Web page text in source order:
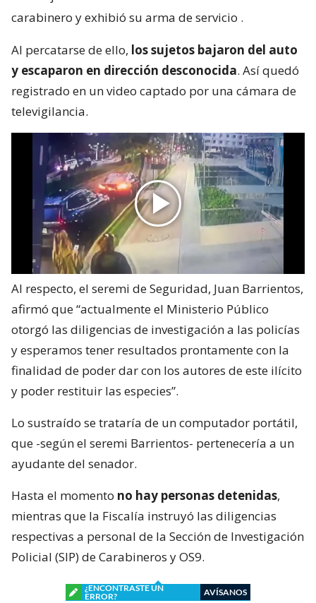
carabinero y exhibió su arma de servicio .
Al percatarse de ello, los sujetos bajaron del auto
y escaparon en dirección desconocida. Así quedó
registrado en un video captado por una cámara de
televigilancia.
Al respecto, el seremi de Seguridad, Juan Barrientos,
afirmó que “actualmente el Ministerio Público
otorgó las diligencias de investigación a las policías
y esperamos tener resultados prontamente con la
finalidad de poder dar con los autores de este ilícito
y poder restituir las especies”.
Lo sustraído se trataría de un computador portátil,
que -según el seremi Barrientos- pertenecería a un
ayudante del senador.
Hasta el momento no hay personas detenidas,
mientras que la Fiscalía instruyó las diligencias
respectivas a personal de la Sección de Investigación
Policial (SIP) de Carabineros y OS9.
¿ENCONTRASTE UN
ERROR?
AVÍSANOS